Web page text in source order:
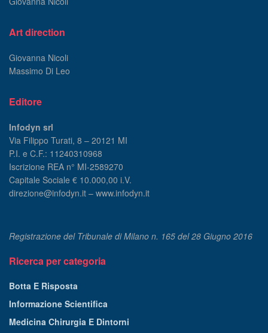
Art direction
Giovanna Nicoli
Massimo Di Leo
Editore
Infodyn srl
Via Filippo Turati, 8 – 20121 MI
P.I. e C.F.: 11240310968
Iscrizione REA n° MI-2589270
Capitale Sociale € 10.000,00 i.V.
direzione@infodyn.it – www.infodyn.it
Registrazione del Tribunale di Milano n. 165 del 28 Giugno 2016
Ricerca per categoria
Botta E Risposta
Informazione Scientifica
Medicina Chirurgia E Dintorni